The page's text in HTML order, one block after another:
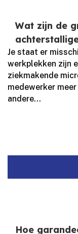
Wat zijn de
Je staat er
werkplekken zijn
ziekmakende
medewerker
andere...
Hoe